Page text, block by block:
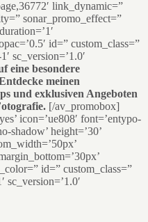
link_dynamic=”
sonar_promo_effect=”
id=” custom_class=”
sc_version=’1.0′
eine besondere
meinen
und exklusiven Angeboten
[/av_promobox]
icon=’ue808′ font=’entypo-
shadow’ height=’30’
id=” custom_class=”
sc_version=’1.0′